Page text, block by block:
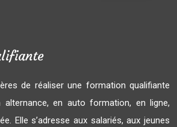
de réaliser une formation qualifiante
en auto formation, en ligne,
Elle s’adresse aux salariés, aux jeunes